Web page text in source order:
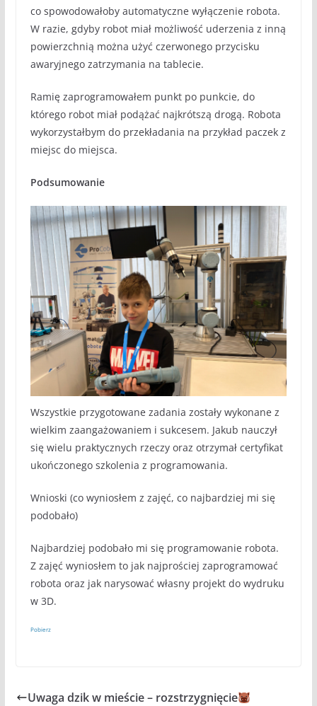
co spowodowałoby automatyczne wyłączenie robota.
W razie, gdyby robot miał możliwość uderzenia z inną
powierzchnią można użyć czerwonego przycisku
awaryjnego zatrzymania na tablecie.
Ramię zaprogramowałem punkt po punkcie, do
którego robot miał podążać najkrótszą drogą. Robota
wykorzystałbym do przekładania na przykład paczek z
miejsc do miejsca.
Podsumowanie
Wszystkie przygotowane zadania zostały wykonane z
wielkim zaangażowaniem i sukcesem. Jakub nauczył
się wielu praktycznych rzeczy oraz otrzymał certyfikat
ukończonego szkolenia z programowania.
Wnioski (co wyniosłem z zajęć, co najbardziej mi się
podobało)
Najbardziej podobało mi się programowanie robota.
Z zajęć wyniosłem to jak najprościej zaprogramować
robota oraz jak narysować własny projekt do wydruku
w 3D.
Pobierz
Uwaga dzik w mieście – rozstrzygnięcie